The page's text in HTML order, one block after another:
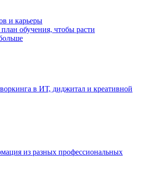
и карьеры
обучения, чтобы расти
в ИТ, диджитал и креативной
из разных профессиональных